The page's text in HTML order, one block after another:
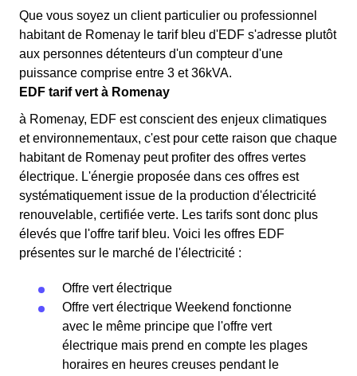
Que vous soyez un client particulier ou professionnel
habitant de Romenay le tarif bleu d'EDF s'adresse plutôt
aux personnes détenteurs d'un compteur d'une
puissance comprise entre 3 et 36kVA.
EDF tarif vert à Romenay
à Romenay, EDF est conscient des enjeux climatiques
et environnementaux, c'est pour cette raison que chaque
habitant de Romenay peut profiter des offres vertes
électrique. L'énergie proposée dans ces offres est
systématiquement issue de la production d'électricité
renouvelable, certifiée verte. Les tarifs sont donc plus
élevés que l'offre tarif bleu. Voici les offres EDF
présentes sur le marché de l'électricité :
Offre vert électrique
Offre vert électrique Weekend fonctionne
avec le même principe que l'offre vert
électrique mais prend en compte les plages
horaires en heures creuses pendant le